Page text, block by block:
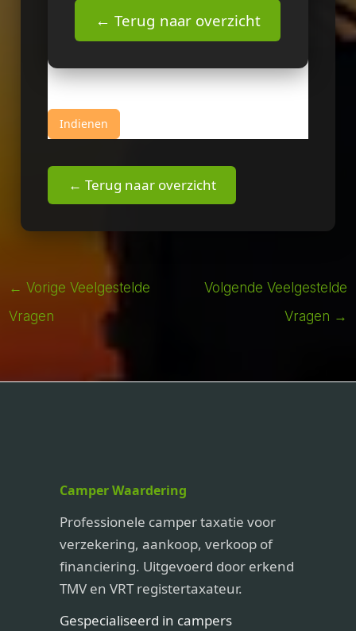
← Terug naar overzicht
Indienen
← Terug naar overzicht
← Vorige Veelgestelde
Vragen
Volgende Veelgestelde
Vragen →
Camper Waardering
Professionele camper taxatie voor
verzekering, aankoop, verkoop of
financiering. Uitgevoerd door erkend
TMV en VRT registertaxateur.
Gespecialiseerd in campers